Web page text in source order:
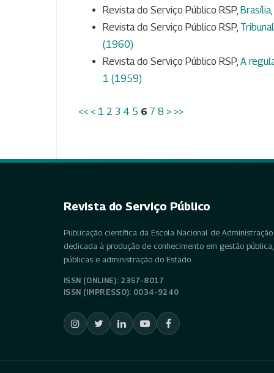
Revista do Serviço Público RSP,
Revista do Serviço Público RSP,
(1960)
Revista do Serviço Público RSP, A
1 (1959)
<< < 1 2 3 4 5 6 7 8 > >>
Revista do Serviço Público
Publicação científica da Escola Nacional de Administração
dedicada à produção de conhecimento em gestão
públicas e administração do Estado.
ISSN (ONLINE): 2357-8017
ISSN (IMPRESSO): 0034-9240